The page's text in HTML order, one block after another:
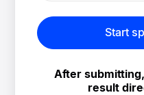
Start
After
result